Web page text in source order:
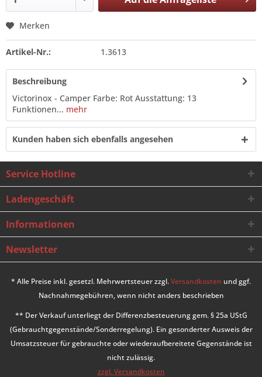
Merken
Artikel-Nr.: 1.3613
Beschreibung
Victorinox - Camper Farbe: Rot Ausstattung: 13
Funktionen... mehr
Kunden haben sich ebenfalls angesehen
Service Hotline
Ladengeschäft
Informationen
Newsletter
* Alle Preise inkl. gesetzl. Mehrwertsteuer zzgl.Versandkosten und ggf.
Nachnahmegebühren, wenn nicht anders beschrieben
** Der Verkauf unterliegt der Differenzbesteuerung gem. § 25a UStG
(Gebrauchtgegenstände/Sonderregelung). Ein gesonderter Ausweis der
Umsatzsteuer für gebrauchte oder wiederaufbereitete Gegenstände ist
nicht zulässig.
zzgl. Versandkosten